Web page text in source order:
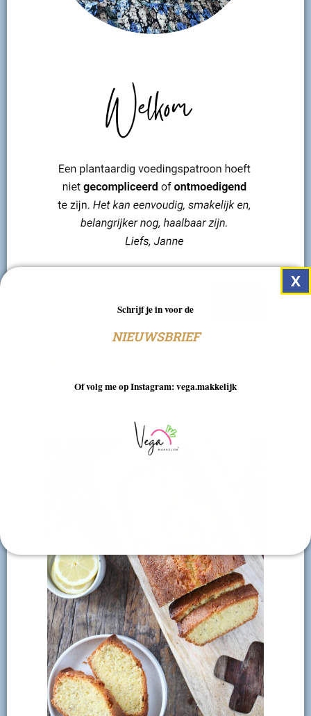
RECEPTEN
Schrijf je in voor de
NIEUWSBRIEF
Of volg me op Instagram: vega.makkelijk